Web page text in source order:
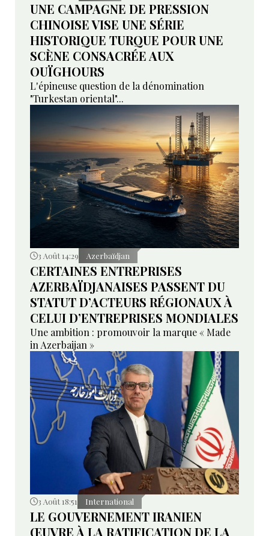
UNE CAMPAGNE DE PRESSION
CHINOISE VISE UNE SÉRIE
HISTORIQUE TURQUE POUR UNE
SCÈNE CONSACRÉE AUX
OUÏGHOURS
L'épineuse question de la dénomination
"Turkestan oriental"...
3 Août 14:29 Azerbaïdjan
CERTAINES ENTREPRISES
AZERBAÏDJANAISES PASSENT DU
STATUT D’ACTEURS RÉGIONAUX À
CELUI D’ENTREPRISES MONDIALES
Une ambition : promouvoir la marque « Made
in Azerbaijan »
3 Août 18:51 International
LE GOUVERNEMENT IRANIEN
ŒUVRE À LA RATIFICATION DE LA